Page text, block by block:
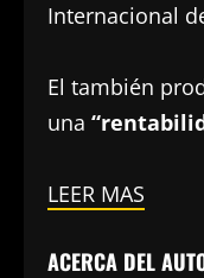
Internacional
El también
una
LEER MAS
ACERCA DEL